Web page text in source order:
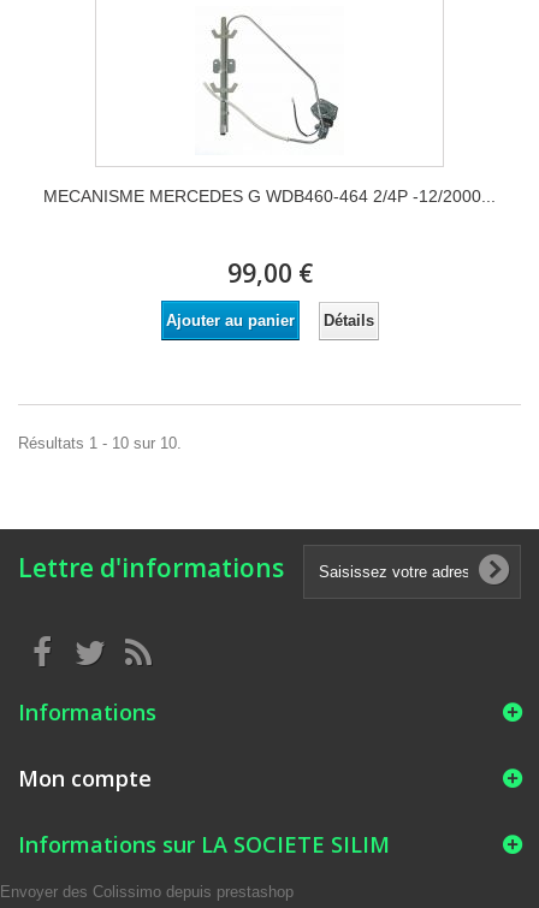
MECANISME MERCEDES G WDB460-464 2/4P -12/2000...
99,00 €
Ajouter au panier Détails
Résultats 1 - 10 sur 10.
Lettre d'informations
Informations
Mon compte
Informations sur LA SOCIETE SILIM
Envoyer des Colissimo depuis prestashop